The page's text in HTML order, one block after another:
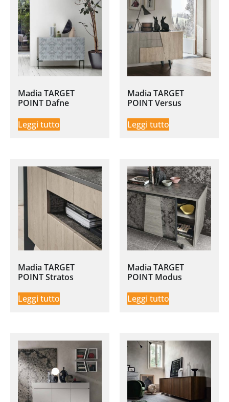
Madia TARGET
POINT Dafne
Leggi tutto
Madia TARGET
POINT Versus
Leggi tutto
Madia TARGET
POINT Stratos
Leggi tutto
Madia TARGET
POINT Modus
Leggi tutto